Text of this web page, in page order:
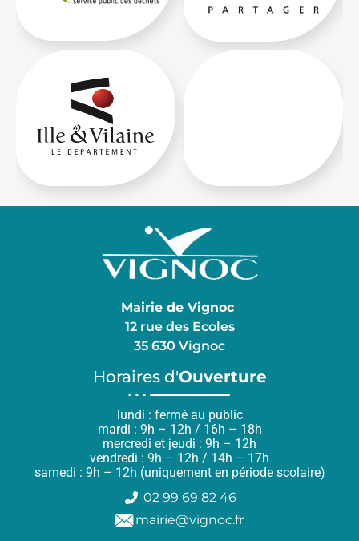
Mairie de Vignoc
12 rue des Ecoles
35 630 Vignoc
Horaires d'Ouverture
lundi : fermé au public
mardi : 9h – 12h / 16h – 18h
mercredi et jeudi : 9h – 12h
vendredi : 9h – 12h / 14h – 17h
samedi : 9h – 12h (uniquement en période scolaire)
02 99 69 82 46
mairie@vignoc.fr